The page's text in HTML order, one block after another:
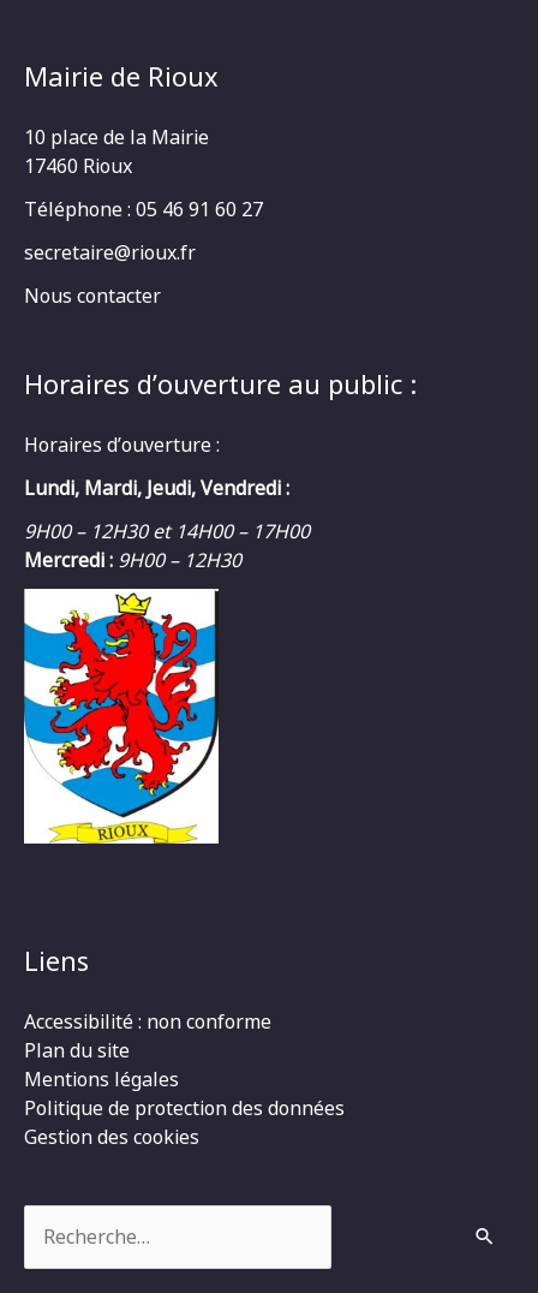
Mairie de Rioux
10 place de la Mairie
17460 Rioux
Téléphone : 05 46 91 60 27
secretaire@rioux.fr
Nous contacter
Horaires d’ouverture au public :
Horaires d’ouverture :
Lundi, Mardi, Jeudi, Vendredi :
9H00 – 12H30 et 14H00 – 17H00
Mercredi : 9H00 – 12H30
Liens
Accessibilité : non conforme
Plan du site
Mentions légales
Politique de protection des données
Gestion des cookies